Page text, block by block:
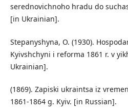
serednovichnoho hradu do
[in Ukrainian].
Stepanyshyna, O. (1930).
Kyivshchyni i reforma 1861 r. v
Ukrainian].
(1869). Zapiski ukraintsa iz
1861-1864 g. Kyiv. [in Russian].